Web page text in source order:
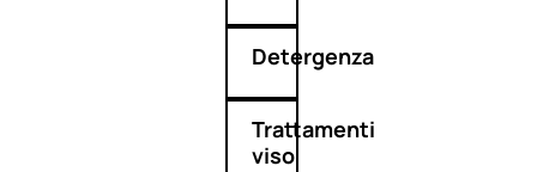
Detergenza
Trattamenti
viso